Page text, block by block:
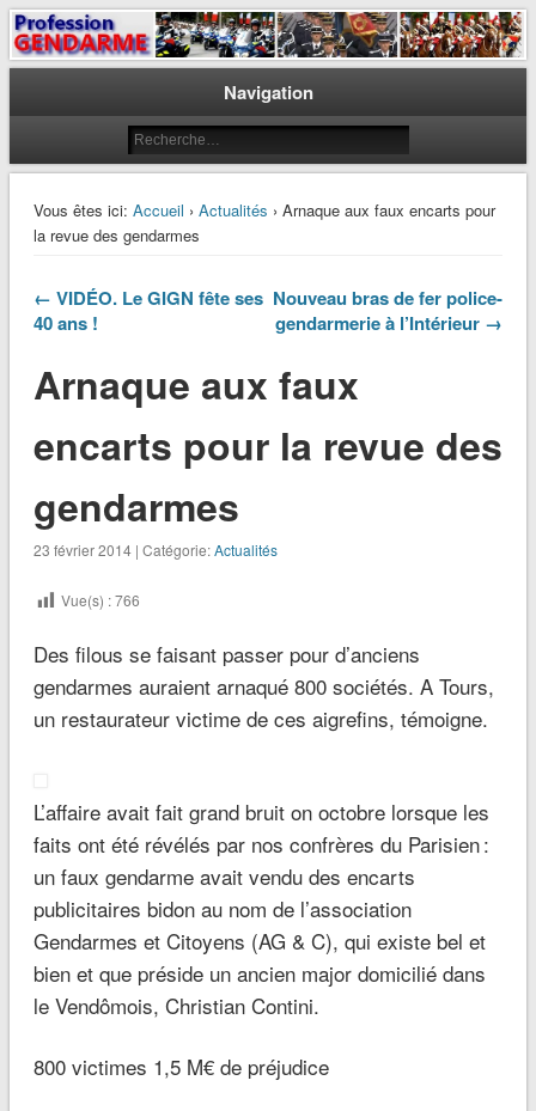
Profession Gendarme
Le journal des gendarmes
Navigation
Vous êtes ici: Accueil › Actualités › Arnaque aux faux encarts pour
la revue des gendarmes
← VIDÉO. Le GIGN fête ses
40 ans !
Nouveau bras de fer police-
gendarmerie à l’Intérieur →
Arnaque aux faux
encarts pour la revue des
gendarmes
23 février 2014 | Catégorie:Actualités
Vue(s) :766
Des filous se faisant passer pour d’anciens
gendarmes auraient arnaqué 800 sociétés. A Tours,
un restaurateur victime de ces aigrefins, témoigne.
L’affaire avait fait grand bruit on octobre lorsque les
faits ont été révélés par nos confrères du Parisien :
un faux gendarme avait vendu des encarts
publicitaires bidon au nom de l’association
Gendarmes et Citoyens (AG & C), qui existe bel et
bien et que préside un ancien major domicilié dans
le Vendômois, Christian Contini.
800 victimes 1,5 M€ de préjudice